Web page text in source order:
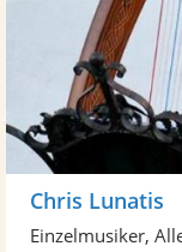
Chris Lunatis
Einzelmusiker,